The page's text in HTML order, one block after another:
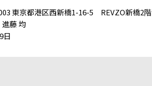
東京都港区西新橋1-16-5 REVZO新橋2階
藤 均
日